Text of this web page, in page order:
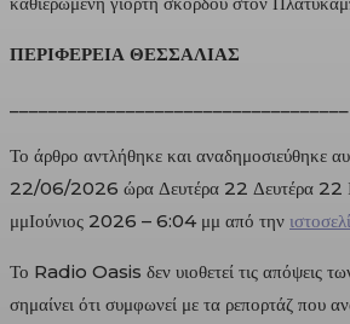
ΠΕΡΙΦΕΡΕΙΑ ΘΕΣΣΑΛΙΑΣ
Το άρθρο αντλήθηκε και αναδημοσιεύθηκε
22/06/2026 ώρα Δευτέρα 22 Δευτέρα 22
μμΙούνιος 2026 – 6:04 μμ από την
Το Radio Oasis δεν υιοθετεί τις απόψεις
σημαίνει ότι συμφωνεί με τα ρεπορτάζ που